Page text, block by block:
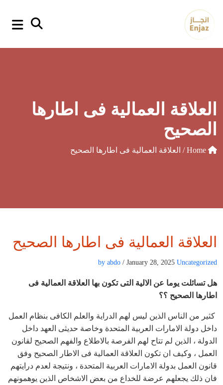
العلاقة العمالية فى اطارها
الصحيح
/ العلاقة العمالية فى اطارها الصحيح
العلاقة العمالية فى اطارها الصحيح
by abdo / January 28, 2025 Uncategorized
هل تسائلت يوما عن الالية التى تكون بها العلاقة العمالية فى
اطارها الصحيح ؟؟
كثير من الناس الذين ليس لهم الدراية والعلم الكافى بنظام العمل
داخل دولة الامارات العربية المتحدة وخاصة حديثى العهد داخل
الدولة ، الذين لم تتاح لهم الفرصة بالاطلاع والفهم الصحيح لقانون
العمل ، وكيف ان تكون العلاقة العمالية فى الاطار الصحيح وفق
قانون العمل بدولة الامارات العربية المتحدة ، ونتيجة لعدم درايتهم
فان ذلك يجعلهم عرضة للخداع من بعض الاشخاص الذين يوهمونهم